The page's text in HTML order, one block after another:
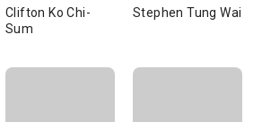
Clifton Ko Chi-
Sum
Stephen Tung Wai